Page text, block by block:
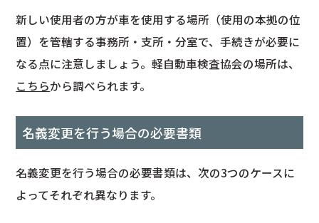
新しい使用者の方が車を使用する場所（使用の本拠の位
置）を管轄する事務所・支所・分室で、手続きが必要に
なる点に注意しましょう。軽自動車検査協会の場所は、
こちらから調べられます。
名義変更を行う場合の必要書類
名義変更を行う場合の必要書類は、次の3つのケースに
よってそれぞれ異なります。